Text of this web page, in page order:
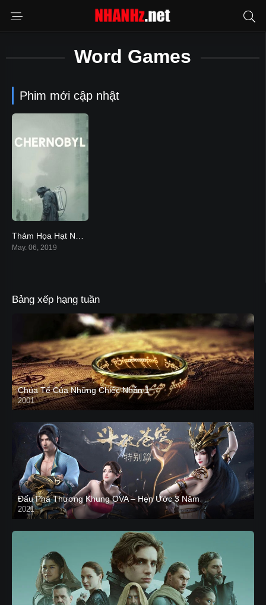
Word Games
Phim mới cập nhật
8.5
May. 06, 2019
Bảng xếp hạng tuần
Chúa Tể Của Những Chiếc Nhẫn 1
2001
Đấu Phá Thương Khung OVA – Hẹn Ước 3 Năm
2021